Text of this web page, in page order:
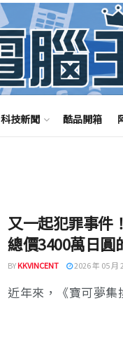
科技新聞 酷品開箱
又一起犯罪事件
總價3400萬日圓
BYKKVINCENT 2026 年 05 月
近年來，《寶可夢集